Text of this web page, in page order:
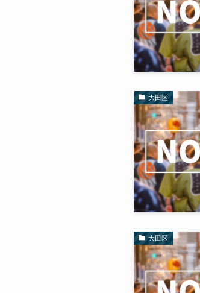
大田区
大田区